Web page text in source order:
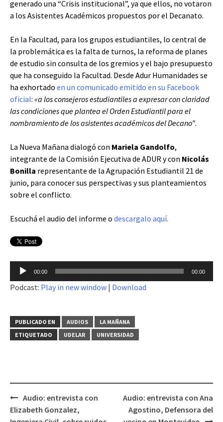
generado una “Crisis institucional”, ya que ellos, no votaron
a los Asistentes Académicos propuestos por el Decanato.
En la Facultad, para los grupos estudiantiles, lo central de
la problemática es la falta de turnos, la reforma de planes
de estudio sin consulta de los gremios y el bajo presupuesto
que ha conseguido la Facultad. Desde Adur Humanidades se
ha exhortado en un comunicado emitido en su Facebook
oficial: «a los consejeros estudiantiles a expresar con claridad
las condiciones que plantea el Orden Estudiantil para el
nombramiento de los asistentes académicos del Decano”.
La Nueva Mañana dialogó con Mariela Gandolfo,
integrante de la Comisión Ejecutiva de ADUR y con Nicolás
Bonilla representante de la Agrupación Estudiantil 21 de
junio, para conocer sus perspectivas y sus planteamientos
sobre el conflicto.
Escuchá el audio del informe o descargalo aquí.
Reproductor
de
audio
00:00 00:00
Podcast: Play in new window | Download
PUBLICADO EN AUDIOS
LA MAÑANA
ETIQUETADO
UDELAR UNIVERSIDAD
Navegación
de
Audio: entrevista con
Elizabeth Gonzalez,
Audio: entrevista con Ana
Agostino, Defensora del